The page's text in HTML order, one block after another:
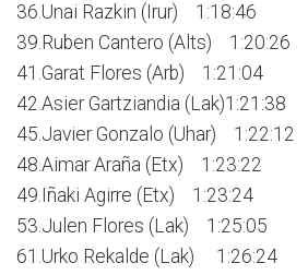
36.Unai Razkin (Irur) 1:18:46
39.Ruben Cantero (Alts) 1:20:26
41.Garat Flores (Arb) 1:21:04
42.Asier Gartziandia (Lak)1:21:38
45.Javier Gonzalo (Uhar) 1:22:12
48.Aimar Araña (Etx) 1:23:22
49.Iñaki Agirre (Etx) 1:23:24
53.Julen Flores (Lak) 1:25:05
61.Urko Rekalde (Lak) 1:26:24